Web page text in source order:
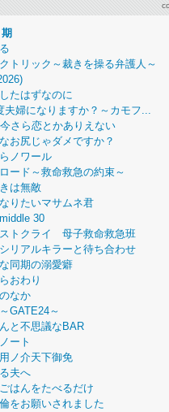
トリック～裁きを操る弁護人～
たはずなのに
夫婦になりますか？～カモフ...
さら恋とかありえない
お尻じゃダメですか？
ノワール
ード～救命救急の約束～
は無敵
りたいマサムネ君
30
トクライ 母子救命救急班
リアルキラーと待ち合わせ
同期の溺愛癖
おわり
なか
GATE24～
と不思議なBAR
ート
ノ介天下御免
夫へ
はんをたべるだけ
をお願いされました